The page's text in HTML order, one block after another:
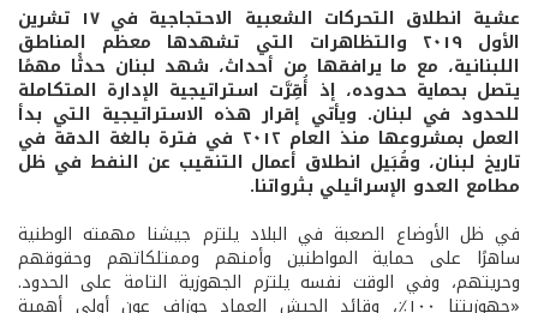
عشية انطلاق التحركات الشعبية الاحتجاجية في ١٧ تشرين
الأول ٢٠١٩ والتظاهرات التي تشهدها معظم المناطق
اللبنانية، مع ما يرافقها من أحداث، شهد لبنان حدثًا مهمًا
يتصل بحماية حدوده، إذ أُقِرَّت استراتيجية الإدارة المتكاملة
للحدود في لبنان. ويأتي إقرار هذه الاستراتيجية التي بدأ
العمل بمشروعها منذ العام ٢٠١٢ في فترة بالغة الدقة في
تاريخ لبنان، وقُبَيل انطلاق أعمال التنقيب عن النفط في ظل
مطامع العدو الإسرائيلي بثرواتنا.
في ظل الأوضاع الصعبة في البلاد يلتزم جيشنا مهمته الوطنية
ساهرًا على حماية المواطنين وأمنهم وممتلكاتهم وحقوقهم
وحريتهم، وفي الوقت نفسه يلتزم الجهوزية التامة على الحدود.
«جهوزيتنا ١٠٠٪، وقائد الجيش العماد جوزاف عون أولى أهمية